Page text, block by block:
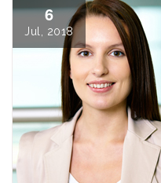
6
Jul, 2018